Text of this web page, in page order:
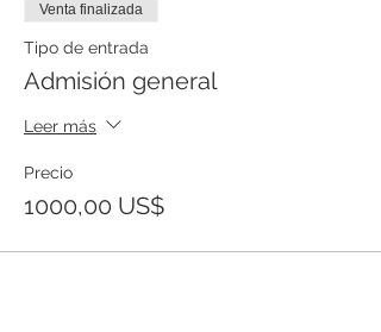
Venta finalizada
Tipo de entrada
Admisión general
Leer más
Precio
1000,00 US$